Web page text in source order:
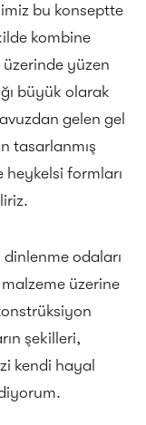
bu konseptte
kombine
yüzen
büyük olarak
gelen gel
tasarlanmış
heykelsi formları
dinlenme odaları
üzerine
şekilleri,
kendi hayal